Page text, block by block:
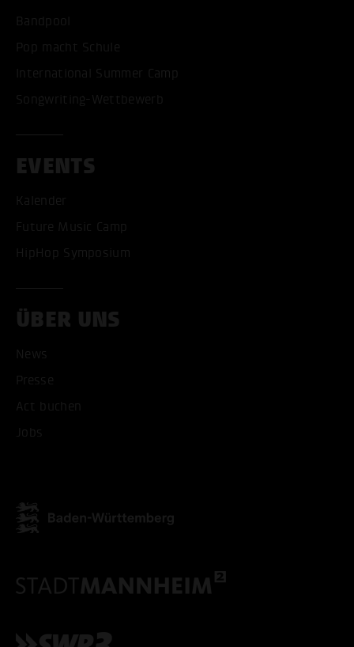
Bandpool
Pop macht Schule
International Summer Camp
Songwriting-Wettbewerb
EVENTS
Kalender
Future Music Camp
HipHop Symposium
ÜBER UNS
News
Presse
Act buchen
Jobs